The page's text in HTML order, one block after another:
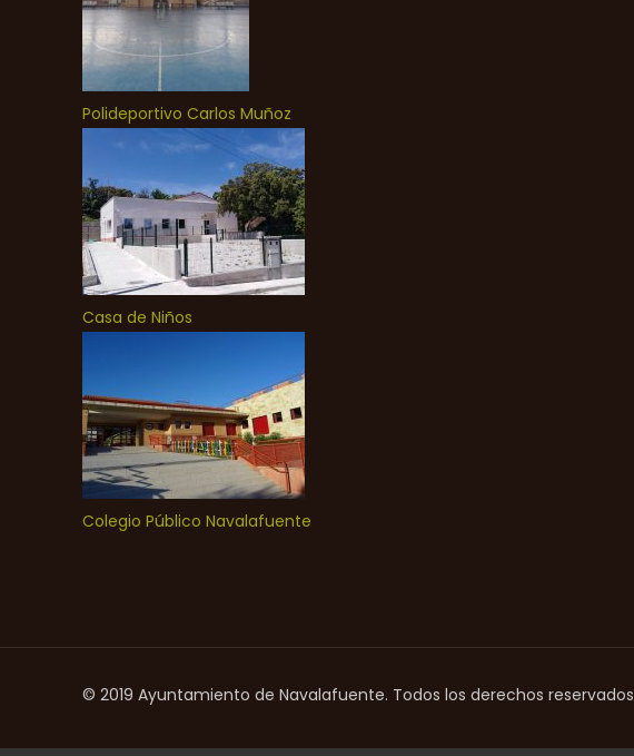
Polideportivo Carlos Muñoz
Casa de Niños
Colegio Público Navalafuente
© 2019 Ayuntamiento de Navalafuente. Todos los derechos reservados